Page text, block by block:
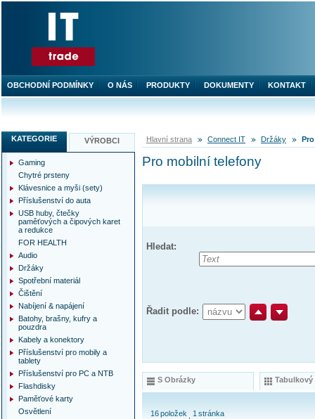
Hlavní strana Connect IT Držáky
Pro mobilní telefony
Hledat:
Řadit podle:
S Obrázky Tabulkový
16položek 1 stránka
KATEGORIE VÝROBCI
Gaming
Chytré prsteny
Klávesnice a myši (sety)
Příslušenství do auta
USB huby, čtečky
paměťových a čipových karet
a redukce
FOR HEALTH
Audio
Držáky
Spotřební materiál
Čištění
Nabíjení & napájení
Batohy, brašny, kufry a
pouzdra
Kabely a konektory
Příslušenství pro mobily a
tablety
Příslušenství pro PC a NTB
Flashdisky
Paměťové karty
Osvětlení
OBCHODNÍ PODMÍNKY O NÁS PRODUKTY DOKUMENTY KONTAKT